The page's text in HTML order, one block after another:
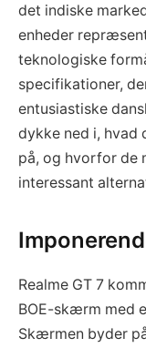
det indiske
enheder
teknologiske
specifikationer,
entusiastiske
dykke ned i, hvad
på, og hvorfor de
interessant
Realme GT 7
BOE-skærm med
Skærmen byder